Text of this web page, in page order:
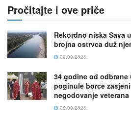
Pročitajte i ove priče
Rekordno niska Sava
brojna ostrvca duž
09.08.2026.
34 godine od odbrane
poginule borce
negodovanje veterana
08.08.2026.